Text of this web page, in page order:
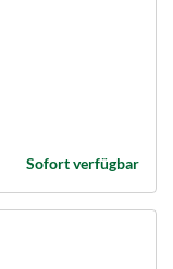
Sofort verfügbar